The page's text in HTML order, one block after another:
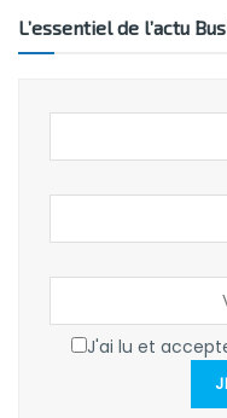
L’essentiel de l’actu
J'ai lu et